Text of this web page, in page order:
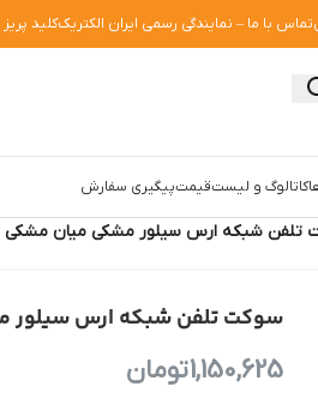
تماس با ما – نمایندگی رسمی ایران الکتریککلید
کاتالوگ و لیست‌قیمتپیگیری سفارش
تلفن شبکه ارس سیلور مشکی میان مشکی
سوکت تلفن شبکه ارس
1,150,625تومان